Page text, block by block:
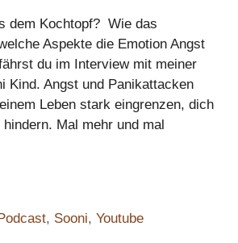
dem Kochtopf? Wie das
Aspekte die Emotion Angst
du im Interview mit meiner
Kind. Angst und Panikattacken
Leben stark eingrenzen, dich
Mal mehr und mal
Podcast, Sooni,Youtube